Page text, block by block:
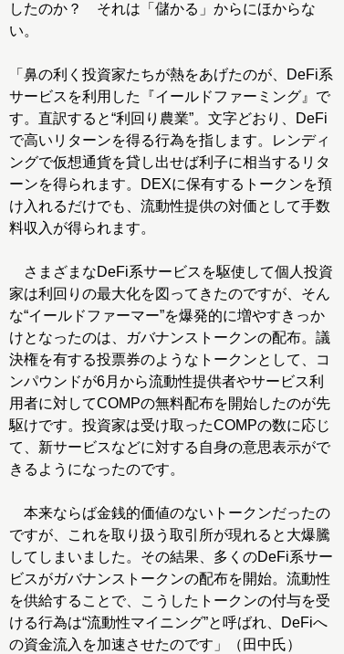
したのか？ それは「儲かる」からにほからな
い。
「鼻の利く投資家たちが熱をあげたのが、DeFi系
サービスを利用した『イールドファーミング』で
す。直訳すると“利回り農業”。文字どおり、DeFi
で高いリターンを得る行為を指します。レンディ
ングで仮想通貨を貸し出せば利子に相当するリタ
ーンを得られます。DEXに保有するトークンを預
け入れるだけでも、流動性提供の対価として手数
料収入が得られます。
さまざまなDeFi系サービスを駆使して個人投資
家は利回りの最大化を図ってきたのですが、そん
な“イールドファーマー”を爆発的に増やすきっか
けとなったのは、ガバナンストークンの配布。議
決権を有する投票券のようなトークンとして、コ
ンパウンドが6月から流動性提供者やサービス利
用者に対してCOMPの無料配布を開始したのが先
駆けです。投資家は受け取ったCOMPの数に応じ
て、新サービスなどに対する自身の意思表示がで
きるようになったのです。
本来ならば金銭的価値のないトークンだったの
ですが、これを取り扱う取引所が現れると大爆騰
してしまいました。その結果、多くのDeFi系サー
ビスがガバナンストークンの配布を開始。流動性
を供給することで、こうしたトークンの付与を受
ける行為は“流動性マイニング”と呼ばれ、DeFiへ
の資金流入を加速させたのです」（田中氏）